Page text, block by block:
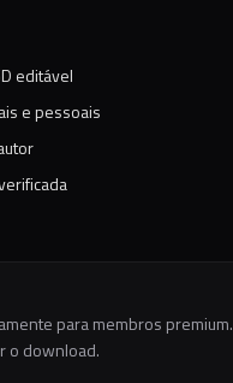
editável
e pessoais
para membros premium.
o download.